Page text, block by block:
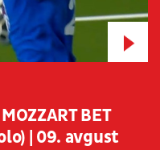
BET
| 09. avgust